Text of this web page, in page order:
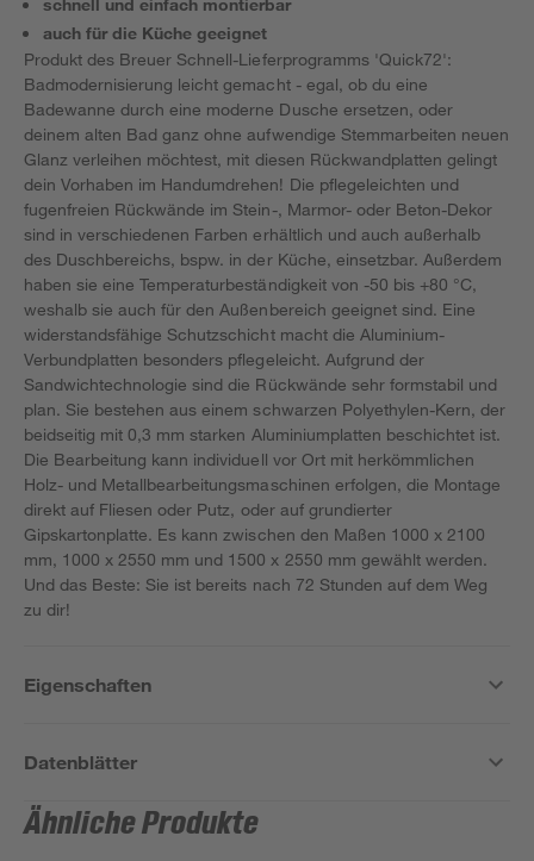
schnell und einfach montierbar
auch für die Küche geeignet
Produkt des Breuer Schnell-Lieferprogramms 'Quick72':
Badmodernisierung leicht gemacht - egal, ob du eine
Badewanne durch eine moderne Dusche ersetzen, oder
deinem alten Bad ganz ohne aufwendige Stemmarbeiten neuen
Glanz verleihen möchtest, mit diesen Rückwandplatten gelingt
dein Vorhaben im Handumdrehen! Die pflegeleichten und
fugenfreien Rückwände im Stein-, Marmor- oder Beton-Dekor
sind in verschiedenen Farben erhältlich und auch außerhalb
des Duschbereichs, bspw. in der Küche, einsetzbar. Außerdem
haben sie eine Temperaturbeständigkeit von -50 bis +80 °C,
weshalb sie auch für den Außenbereich geeignet sind. Eine
widerstandsfähige Schutzschicht macht die Aluminium-
Verbundplatten besonders pflegeleicht. Aufgrund der
Sandwichtechnologie sind die Rückwände sehr formstabil und
plan. Sie bestehen aus einem schwarzen Polyethylen-Kern, der
beidseitig mit 0,3 mm starken Aluminiumplatten beschichtet ist.
Die Bearbeitung kann individuell vor Ort mit herkömmlichen
Holz- und Metallbearbeitungsmaschinen erfolgen, die Montage
direkt auf Fliesen oder Putz, oder auf grundierter
Gipskartonplatte. Es kann zwischen den Maßen 1000 x 2100
mm, 1000 x 2550 mm und 1500 x 2550 mm gewählt werden.
Und das Beste: Sie ist bereits nach 72 Stunden auf dem Weg
zu dir!
Eigenschaften
Datenblätter
Ähnliche Produkte